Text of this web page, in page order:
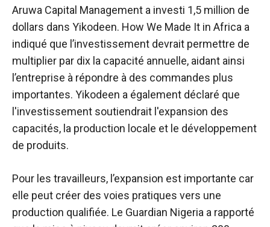
Aruwa Capital Management a investi 1,5 million de
dollars dans Yikodeen. How We Made It in Africa a
indiqué que l’investissement devrait permettre de
multiplier par dix la capacité annuelle, aidant ainsi
l’entreprise à répondre à des commandes plus
importantes. Yikodeen a également déclaré que
l'investissement soutiendrait l'expansion des
capacités, la production locale et le développement
de produits.
Pour les travailleurs, l’expansion est importante car
elle peut créer des voies pratiques vers une
production qualifiée. Le Guardian Nigeria a rapporté